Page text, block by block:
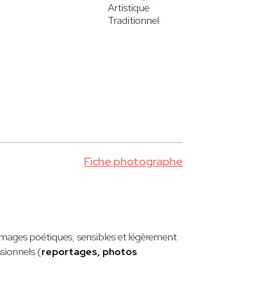
Artistique
Traditionnel
Fiche photographe
poétiques, sensibles et légèrement
(reportages, photos